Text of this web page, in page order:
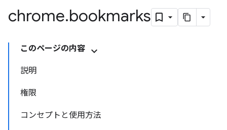
chrome.bookmarks
このページの内容
説明
権限
コンセプトと使用方法